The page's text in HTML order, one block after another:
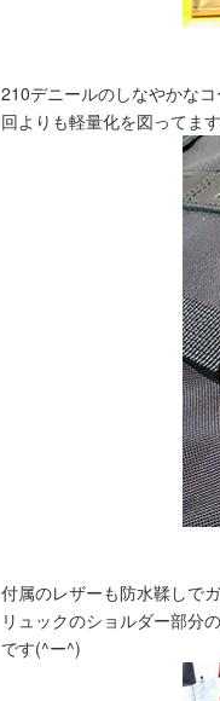
210デニールのしなやかな
回よりも軽量化を図ってま
付属のレザーも防水鞣しで
リュックのショルダー部分
です(^ー^)